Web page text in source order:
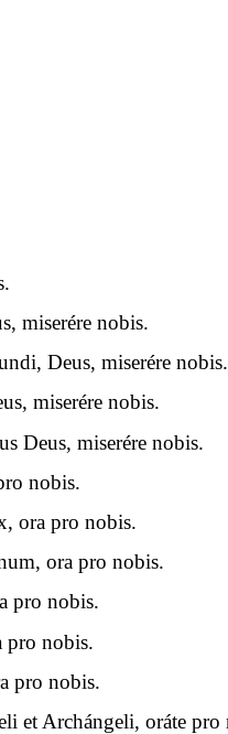
miserére nobis.
Deus, miserére nobis.
miserére nobis.
Deus, miserére nobis.
nobis.
ora pro nobis.
ora pro nobis.
pro nobis.
pro nobis.
pro nobis.
et Archángeli, oráte pro